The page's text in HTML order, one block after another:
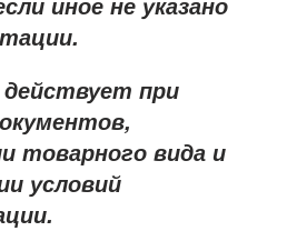
при
товарного вида и
условий